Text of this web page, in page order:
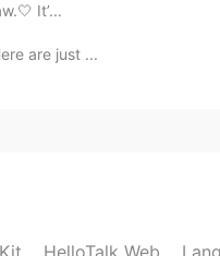
It’...
are just ...
HelloTalk Web